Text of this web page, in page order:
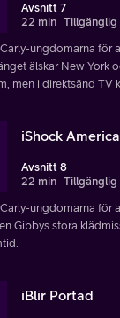
Avsnitt 7
22 min Tillgänglig
ungdomarna för
älskar New York
men i direktsänd TV
iShock
Avsnitt 8
22 min Tillgänglig
ungdomarna för
Gibbys stora
iBlir Portad